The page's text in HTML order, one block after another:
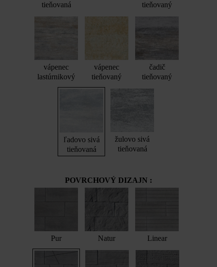
tieňovaná
tieňovaný
vápenec
lastúrnikový
vápenec
tieňovaný
čadič
tieňovaný
ľadovo sivá
tieňovaná
žulovo sivá
tieňovaná
POVRCHOVÝ DIZAJN :
Pur Natur Linear